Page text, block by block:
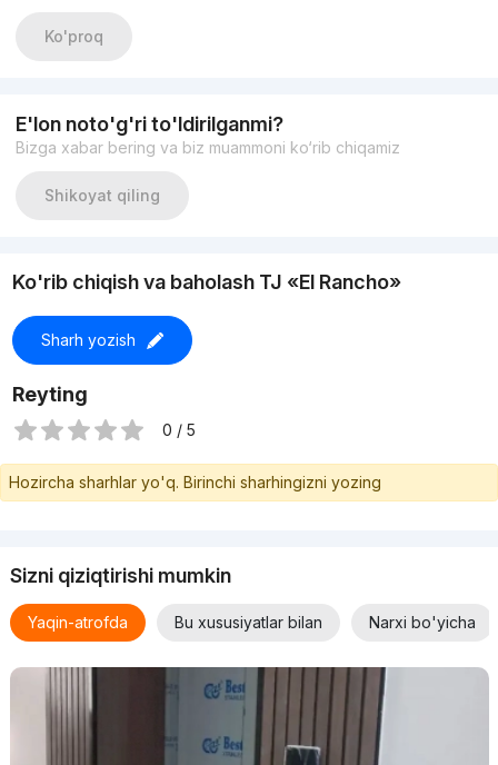
Majmua 10 qavatli uchta uydan tashkil topgan. Umumiy hisobda
ham ega boʻladilar.
Ko'proq
E'lon noto'g'ri to'ldirilganmi?
Bizga xabar bering va biz muammoni ko‘rib chiqamiz
Shikoyat qiling
Ko'rib chiqish va baholash TJ «El Rancho»
Sharh yozish
Reyting
0 / 5
Hozircha sharhlar yo'q. Birinchi sharhingizni yozing
Sizni qiziqtirishi mumkin
Yaqin-atrofda Bu xususiyatlar bilan Narxi bo'yicha